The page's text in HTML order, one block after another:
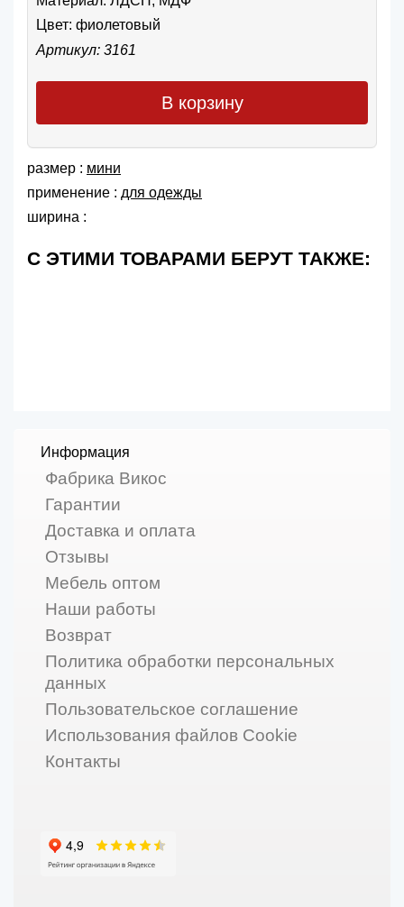
Цвет: фиолетовый
Артикул: 3161
В корзину
размер : мини
применение : для одежды
ширина :
С ЭТИМИ ТОВАРАМИ БЕРУТ ТАКЖЕ:
Информация
Фабрика Викос
Гарантии
Доставка и оплата
Отзывы
Мебель оптом
Наши работы
Возврат
Политика обработки персональных
данных
Пользовательское соглашение
Использования файлов Cookie
Контакты